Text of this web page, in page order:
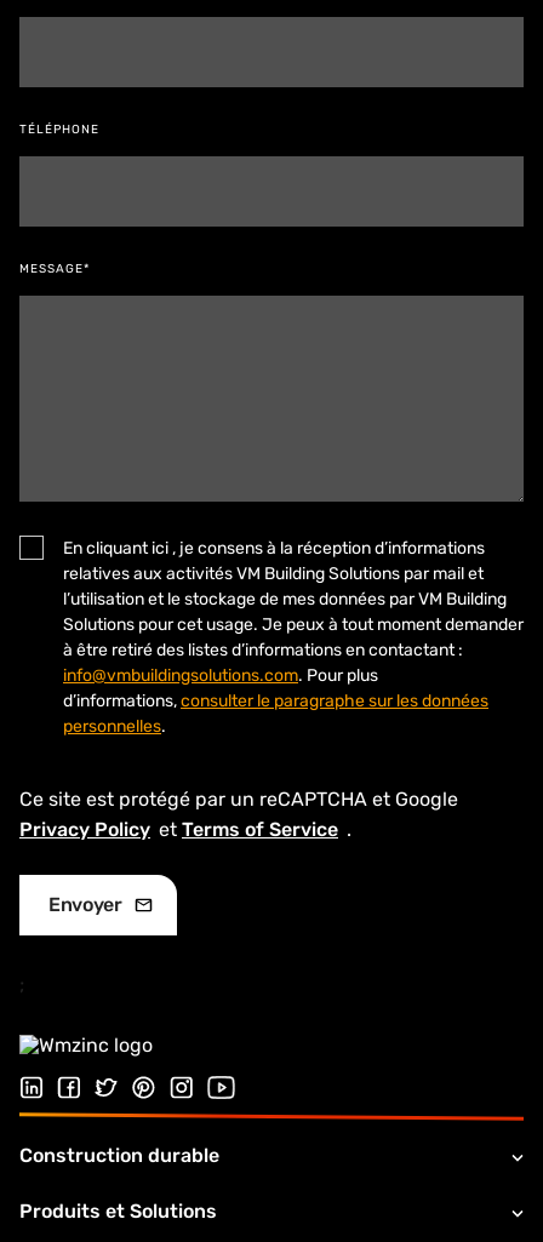
TÉLÉPHONE
MESSAGE*
En cliquant ici , je consens à la réception d’informations
relatives aux activités VM Building Solutions par mail et
l’utilisation et le stockage de mes données par VM Building
Solutions pour cet usage. Je peux à tout moment demander
à être retiré des listes d’informations en contactant :
info@vmbuildingsolutions.com. Pour plus
d’informations,consulter le paragraphe sur les données
personnelles.
Ce site est protégé par un reCAPTCHA et Google
Privacy Policy et Terms of Service .
;
Suivez-nous sur LinkedIn
Suivez-nous sur Facebook
Follow us on Twitter
Suivez-nous sur Pinterest
Suivez-nous sur Instagram
Visiter notre chaîne Youtube
Construction durable
Produits et Solutions